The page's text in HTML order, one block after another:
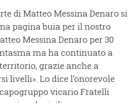
di Matteo Messina Denaro si
pagina buia per il nostro
Messina Denaro per 30
ma ha continuato a
grazie anche a
livelli». Lo dice l’onorevole
vicario Fratelli